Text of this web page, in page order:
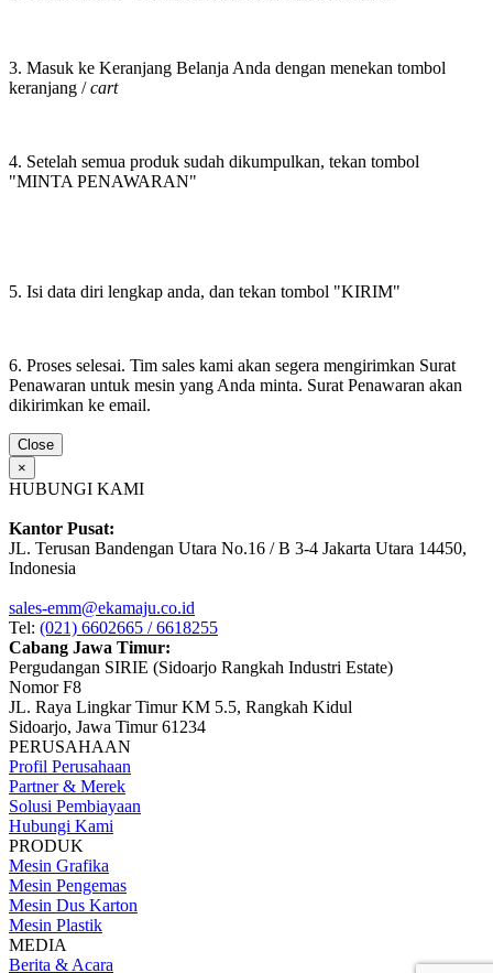
3. Masuk ke Keranjang Belanja Anda dengan menekan tombol
keranjang /cart
4. Setelah semua produk sudah dikumpulkan, tekan tombol
"MINTA PENAWARAN"
5. Isi data diri lengkap anda, dan tekan tombol "KIRIM"
6. Proses selesai. Tim sales kami akan segera mengirimkan Surat
Penawaran untuk mesin yang Anda minta. Surat Penawaran akan
dikirimkan ke email.
Close
×
HUBUNGI KAMI
Kantor Pusat:
JL. Terusan Bandengan Utara No.16 / B 3-4 Jakarta Utara 14450,
Indonesia
sales-emm@ekamaju.co.id
Tel: (021) 6602665 / 6618255
Cabang Jawa Timur:
Pergudangan SIRIE (Sidoarjo Rangkah Industri Estate)
Nomor F8
JL. Raya Lingkar Timur KM 5.5, Rangkah Kidul
Sidoarjo, Jawa Timur 61234
PERUSAHAAN
Profil Perusahaan
Partner & Merek
Solusi Pembiayaan
Hubungi Kami
PRODUK
Mesin Grafika
Mesin Pengemas
Mesin Dus Karton
Mesin Plastik
MEDIA
Berita & Acara